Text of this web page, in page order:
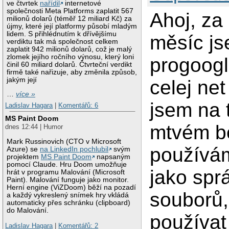
ve čtvrtek nařídil
internetové
společnosti Meta Platforms zaplatit 567
milionů dolarů (téměř 12 miliard Kč) za
újmy, které její platformy působí mladým
lidem. S přihlédnutím k dřívějšímu
verdiktu tak má společnost celkem
zaplatit 942 milionů dolarů, což je malý
zlomek jejího ročního výnosu, který loni
činil 60 miliard dolarů. Čtvrteční verdikt
firmě také nařizuje, aby změnila způsob,
jakým její
…více »
Ladislav Hagara
Komentářů: 6
MS Paint Doom
dnes 12:44 | Humor
Mark Russinovich (CTO v Microsoft
Azure) se na LinkedIn pochlubil
svým
projektem MS Paint Doom
napsaným
pomocí Claude. Hru Doom umožňuje
hrát v programu Malování (Microsoft
Paint). Malování funguje jako monitor.
Herní engine (ViZDoom) běží na pozadí
a každý vykreslený snímek hry vkládá
automaticky přes schránku (clipboard)
do Malování.
Ladislav Hagara
Komentářů: 2
Ahoj,
měsíc
celej
jsem na
mtvém
jako